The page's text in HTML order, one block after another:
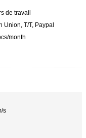
de travail
Union, T/T, Paypal
month
s